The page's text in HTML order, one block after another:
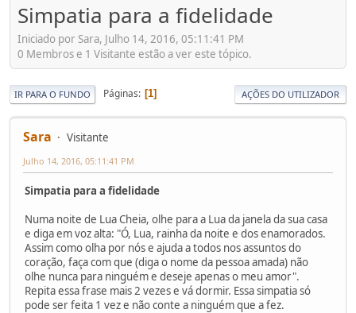
Simpatia para a fidelidade
Iniciado por Sara, Julho 14, 2016, 05:11:41 PM
0 Membros e 1 Visitante estão a ver este tópico.
IR PARA O FUNDO Páginas 1 AÇÕES DO UTILIZADOR
Sara Visitante
Julho 14, 2016, 05:11:41 PM
Simpatia para a fidelidade
Numa noite de Lua Cheia, olhe para a Lua da janela da sua casa
e diga em voz alta: "Ó, Lua, rainha da noite e dos enamorados.
Assim como olha por nós e ajuda a todos nos assuntos do
coração, faça com que (diga o nome da pessoa amada) não
olhe nunca para ninguém e deseje apenas o meu amor".
Repita essa frase mais 2 vezes e vá dormir. Essa simpatia só
pode ser feita 1 vez e não conte a ninguém que a fez.